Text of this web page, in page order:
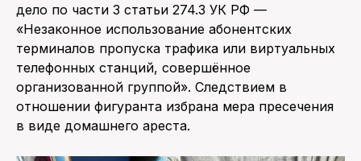
дело по части 3 статьи 274.3 УК РФ —
«Незаконное использование абонентских
терминалов пропуска трафика или виртуальных
телефонных станций, совершённое
организованной группой». Следствием в
отношении фигуранта избрана мера пресечения
в виде домашнего ареста.